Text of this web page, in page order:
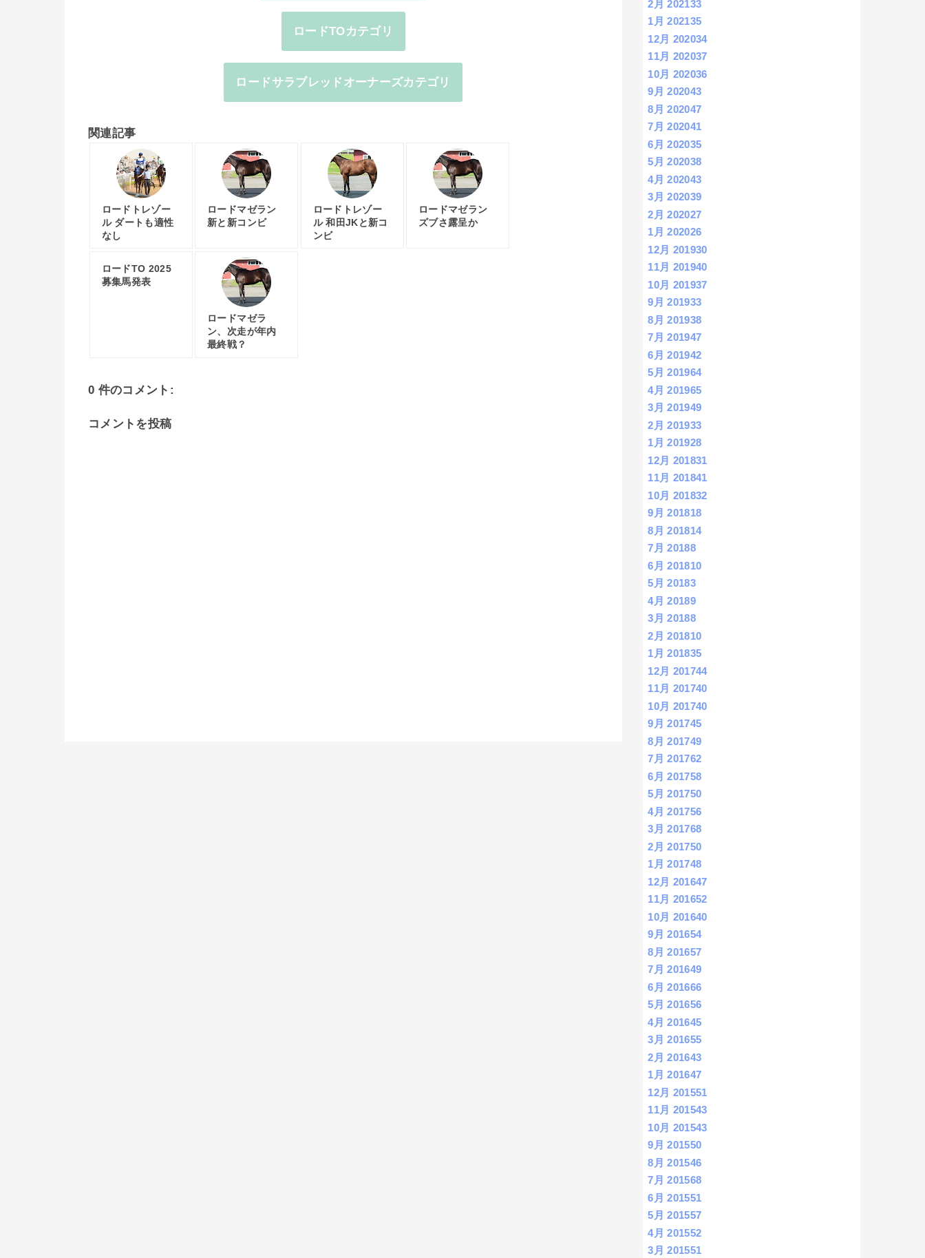
ロードTOカテゴリ
ロードサラブレッドオーナーズカテゴリ
関連記事
ロードトレゾー
ル ダートも適性
なし
ロードマゼラン
新と新コンビ
ロードトレゾー
ル 和田JKと新コ
ンビ
ロードマゼラン
ズブさ露呈か
ロードTO 2025
募集馬発表
ロードマゼラ
ン、次走が年内
最終戦？
0 件のコメント:
コメントを投稿
2月 202133
1月 202135
12月 202034
11月 202037
10月 202036
9月 202043
8月 202047
7月 202041
6月 202035
5月 202038
4月 202043
3月 202039
2月 202027
1月 202026
12月 201930
11月 201940
10月 201937
9月 201933
8月 201938
7月 201947
6月 201942
5月 201964
4月 201965
3月 201949
2月 201933
1月 201928
12月 201831
11月 201841
10月 201832
9月 201818
8月 201814
7月 20188
6月 201810
5月 20183
4月 20189
3月 20188
2月 201810
1月 201835
12月 201744
11月 201740
10月 201740
9月 201745
8月 201749
7月 201762
6月 201758
5月 201750
4月 201756
3月 201768
2月 201750
1月 201748
12月 201647
11月 201652
10月 201640
9月 201654
8月 201657
7月 201649
6月 201666
5月 201656
4月 201645
3月 201655
2月 201643
1月 201647
12月 201551
11月 201543
10月 201543
9月 201550
8月 201546
7月 201568
6月 201551
5月 201557
4月 201552
3月 201551